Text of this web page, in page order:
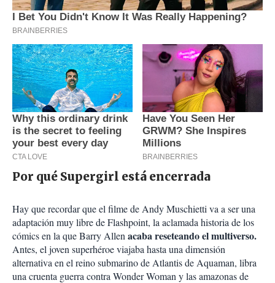
Por qué Supergirl está encerrada
Hay que recordar que el filme de Andy Muschietti va a ser una
adaptación muy libre de Flashpoint, la aclamada historia de los
cómics en la que Barry Allenacaba reseteando el multiverso.
Antes, el joven superhéroe viajaba hasta una dimensión
alternativa en el reino submarino de Atlantis de Aquaman, libra
una cruenta guerra contra Wonder Woman y las amazonas de